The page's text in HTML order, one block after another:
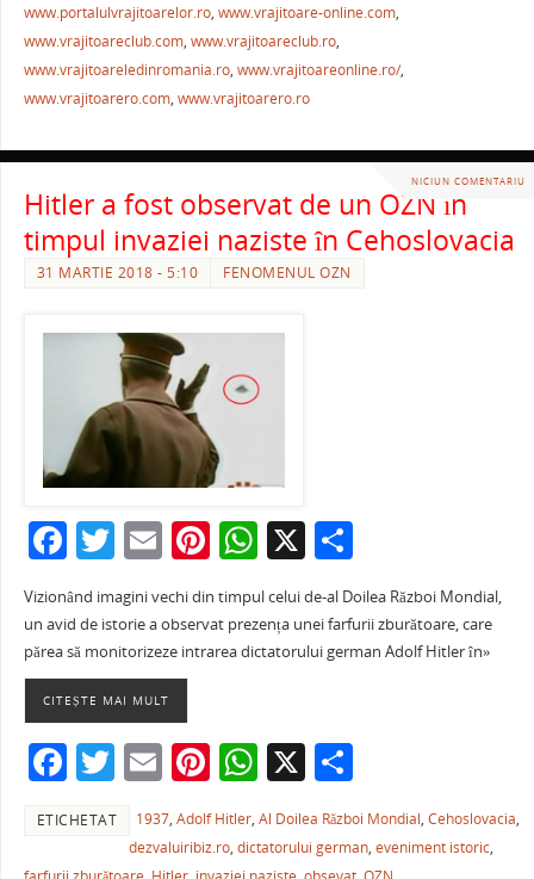
www.portalulvrajitoarelor.ro, www.vrajitoare-online.com,
www.vrajitoareclub.com, www.vrajitoareclub.ro,
www.vrajitoareledinromania.ro, www.vrajitoareonline.ro/,
www.vrajitoarero.com, www.vrajitoarero.ro
NICIUN COMENTARIU
Hitler a fost observat de un OZN în
timpul invaziei naziste în Cehoslovacia
31 MARTIE 2018 - 5:10 FENOMENUL OZN
F
a
c
e
b
o
o
k
T
w
itt
er
E
m
ai
l
Pi
nt
er
e
W
h
at
s
p
p
X P
ar
ta
je
ză
Vizionând imagini vechi din timpul celui de-al Doilea Război Mondial,
un avid de istorie a observat prezența unei farfurii zburătoare, care
părea să monitorizeze intrarea dictatorului german Adolf Hitler în»
CITEȘTE MAI MULT
F
c
T
w
itt
E
m
ai
Pi
nt
er
W
h
at
X P
ar
ta
ETICHETAT 1937,Adolf Hitler,Al Doilea Război Mondial,Cehoslovacia,
dezvaluiribiz.ro,dictatorului german,eveniment istoric,